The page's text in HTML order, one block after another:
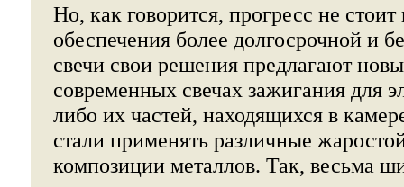
Но, как говорится, прогресс не
обеспечения более долгосрочной и
свечи свои решения предлагают
современных свечах зажигания для
либо их частей, находящихся в
стали применять различные
композиции металлов. Так, весьма